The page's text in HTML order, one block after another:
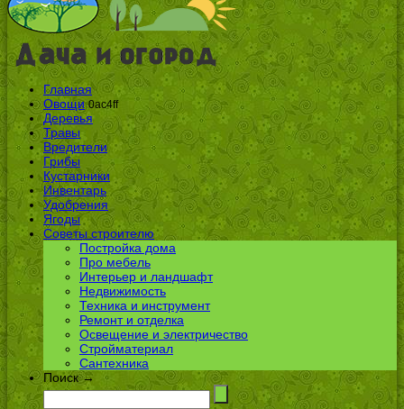
Главная
Овощи 0ac4ff
Деревья
Травы
Вредители
Грибы
Кустарники
Инвентарь
Удобрения
Ягоды
Советы строителю
Постройка дома
Про мебель
Интерьер и ландшафт
Недвижимость
Техника и инструмент
Ремонт и отделка
Освещение и электричество
Стройматериал
Сантехника
Поиск →